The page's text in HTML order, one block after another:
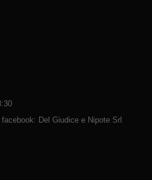
Del Giudice e Nipote Srl